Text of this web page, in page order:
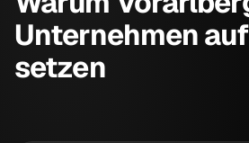
Unternehmen
setzen